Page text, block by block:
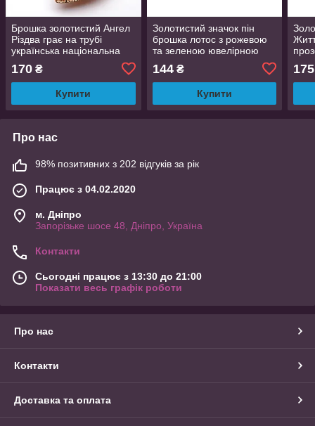
Брошка золотистий Ангел
Різдва грає на трубі
українська національна
170 ₴
Купити
Золотистий значок пін
брошка лотос з рожевою
та зеленою ювелірною
144₴
Купити
175
Про нас
98% позитивних з 202 відгуків за рік
Працює з 04.02.2020
м. Дніпро
Запорізьке шосе 48, Дніпро, Україна
Контакти
Сьогодні працює з 13:30 до 21:00
Показати весь графік роботи
Про нас
Контакти
Доставка та оплата